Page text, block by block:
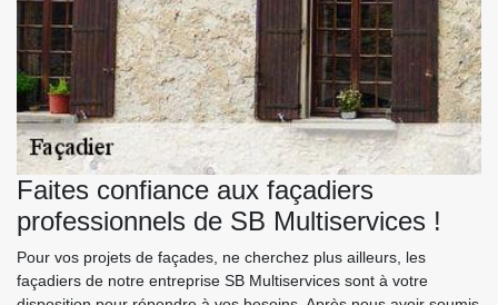
Faites confiance aux façadiers
professionnels de SB Multiservices !
Pour vos projets de façades, ne cherchez plus ailleurs, les
façadiers de notre entreprise SB Multiservices sont à votre